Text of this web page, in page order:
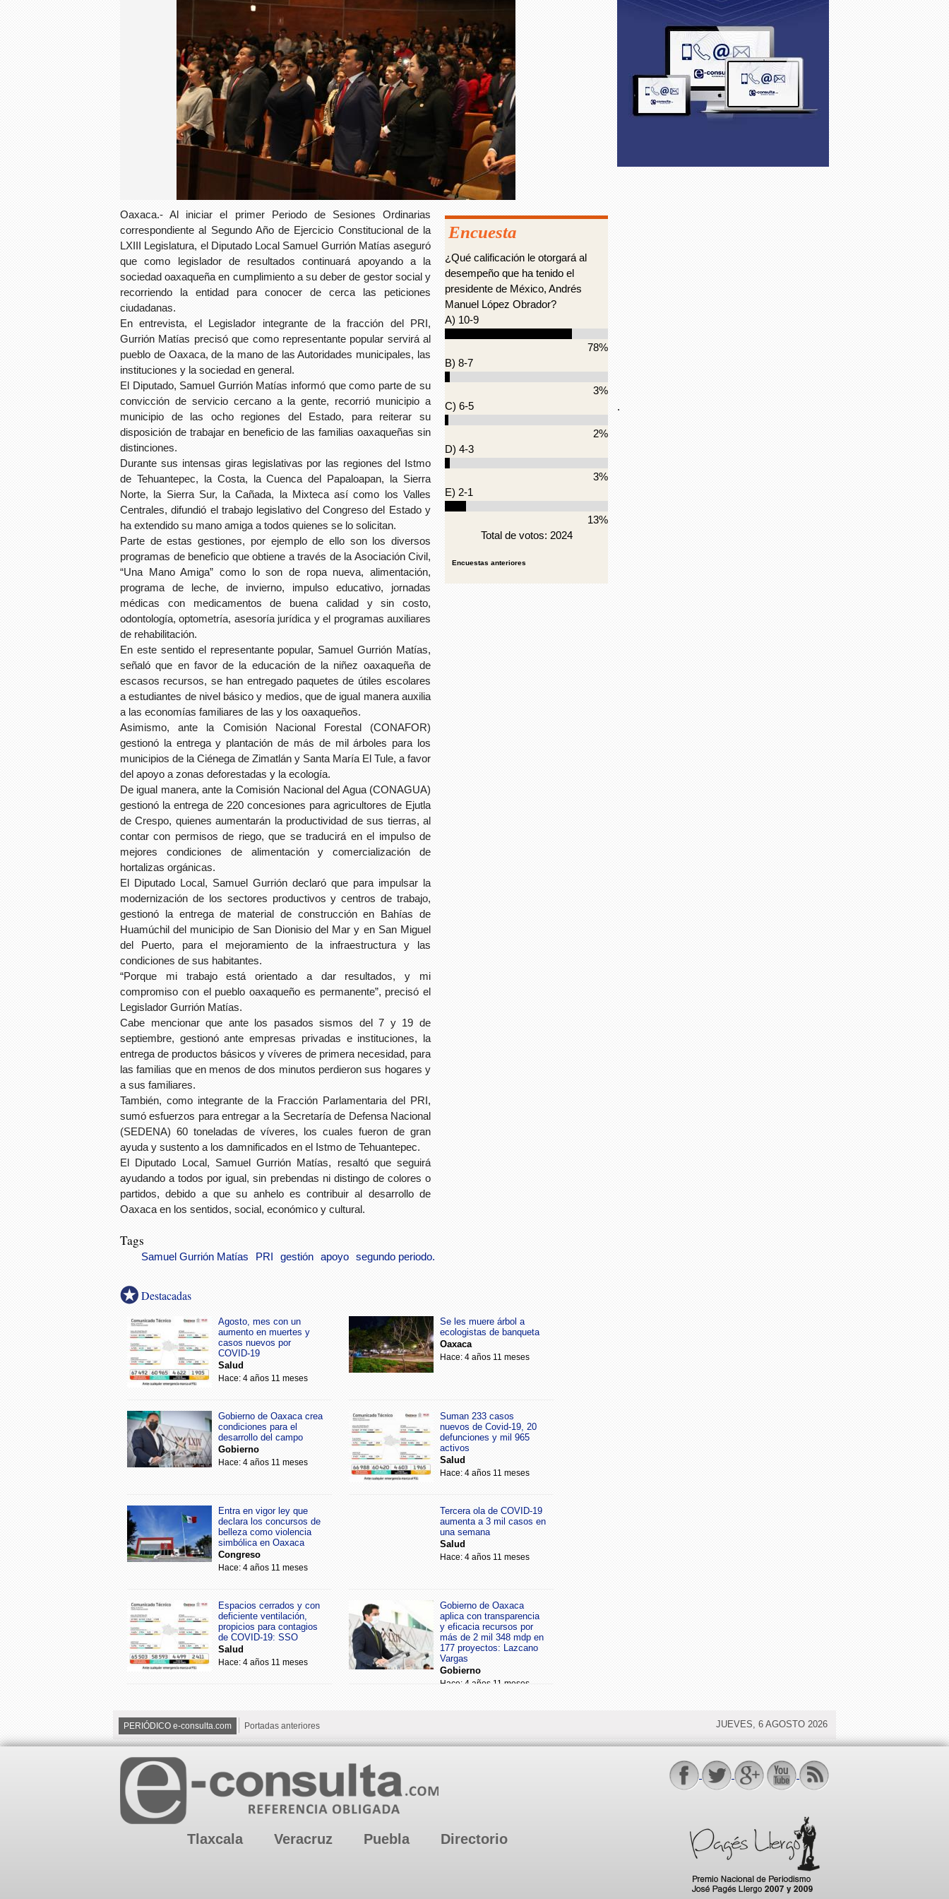
Oaxaca.- Al iniciar el primer Periodo de Sesiones Ordinarias
correspondiente al Segundo Año de Ejercicio Constitucional de la
LXIII Legislatura, el Diputado Local Samuel Gurrión Matías aseguró
que como legislador de resultados continuará apoyando a la
sociedad oaxaqueña en cumplimiento a su deber de gestor social y
recorriendo la entidad para conocer de cerca las peticiones
ciudadanas.
En entrevista, el Legislador integrante de la fracción del PRI,
Gurrión Matías precisó que como representante popular servirá al
pueblo de Oaxaca, de la mano de las Autoridades municipales, las
instituciones y la sociedad en general.
El Diputado, Samuel Gurrión Matías informó que como parte de su
convicción de servicio cercano a la gente, recorrió municipio a
municipio de las ocho regiones del Estado, para reiterar su
disposición de trabajar en beneficio de las familias oaxaqueñas sin
distinciones.
Durante sus intensas giras legislativas por las regiones del Istmo
de Tehuantepec, la Costa, la Cuenca del Papaloapan, la Sierra
Norte, la Sierra Sur, la Cañada, la Mixteca así como los Valles
Centrales, difundió el trabajo legislativo del Congreso del Estado y
ha extendido su mano amiga a todos quienes se lo solicitan.
Parte de estas gestiones, por ejemplo de ello son los diversos
programas de beneficio que obtiene a través de la Asociación Civil,
“Una Mano Amiga” como lo son de ropa nueva, alimentación,
programa de leche, de invierno, impulso educativo, jornadas
médicas con medicamentos de buena calidad y sin costo,
odontología, optometría, asesoría jurídica y el programas auxiliares
de rehabilitación.
En este sentido el representante popular, Samuel Gurrión Matías,
señaló que en favor de la educación de la niñez oaxaqueña de
escasos recursos, se han entregado paquetes de útiles escolares
a estudiantes de nivel básico y medios, que de igual manera auxilia
a las economías familiares de las y los oaxaqueños.
Asimismo, ante la Comisión Nacional Forestal (CONAFOR)
gestionó la entrega y plantación de más de mil árboles para los
municipios de la Ciénega de Zimatlán y Santa María El Tule, a favor
del apoyo a zonas deforestadas y la ecología.
De igual manera, ante la Comisión Nacional del Agua (CONAGUA)
gestionó la entrega de 220 concesiones para agricultores de Ejutla
de Crespo, quienes aumentarán la productividad de sus tierras, al
contar con permisos de riego, que se traducirá en el impulso de
mejores condiciones de alimentación y comercialización de
hortalizas orgánicas.
El Diputado Local, Samuel Gurrión declaró que para impulsar la
modernización de los sectores productivos y centros de trabajo,
gestionó la entrega de material de construcción en Bahías de
Huamúchil del municipio de San Dionisio del Mar y en San Miguel
del Puerto, para el mejoramiento de la infraestructura y las
condiciones de sus habitantes.
“Porque mi trabajo está orientado a dar resultados, y mi
compromiso con el pueblo oaxaqueño es permanente”, precisó el
Legislador Gurrión Matías.
Cabe mencionar que ante los pasados sismos del 7 y 19 de
septiembre, gestionó ante empresas privadas e instituciones, la
entrega de productos básicos y víveres de primera necesidad, para
las familias que en menos de dos minutos perdieron sus hogares y
a sus familiares.
También, como integrante de la Fracción Parlamentaria del PRI,
sumó esfuerzos para entregar a la Secretaría de Defensa Nacional
(SEDENA) 60 toneladas de víveres, los cuales fueron de gran
ayuda y sustento a los damnificados en el Istmo de Tehuantepec.
El Diputado Local, Samuel Gurrión Matías, resaltó que seguirá
ayudando a todos por igual, sin prebendas ni distingo de colores o
partidos, debido a que su anhelo es contribuir al desarrollo de
Oaxaca en los sentidos, social, económico y cultural.
Encuesta
¿Qué calificación le otorgará al
desempeño que ha tenido el
presidente de México, Andrés
Manuel López Obrador?
A) 10-9
78%
B) 8-7
3%
C) 6-5
2%
D) 4-3
3%
E) 2-1
13%
Total de votos: 2024
Encuestas anteriores
Tags
Samuel Gurrión Matías PRI gestión apoyo segundo periodo.
Destacadas
Agosto, mes con un
aumento en muertes y
casos nuevos por
COVID-19
Salud
Hace: 4 años 11 meses
Se les muere árbol a
ecologistas de banqueta
Oaxaca
Hace: 4 años 11 meses
Gobierno de Oaxaca crea
condiciones para el
desarrollo del campo
Gobierno
Hace: 4 años 11 meses
Suman 233 casos
nuevos de Covid-19, 20
defunciones y mil 965
activos
Salud
Hace: 4 años 11 meses
Entra en vigor ley que
declara los concursos de
belleza como violencia
simbólica en Oaxaca
Congreso
Hace: 4 años 11 meses
Tercera ola de COVID-19
aumenta a 3 mil casos en
una semana
Salud
Hace: 4 años 11 meses
Espacios cerrados y con
deficiente ventilación,
propicios para contagios
de COVID-19: SSO
Salud
Hace: 4 años 11 meses
Gobierno de Oaxaca
aplica con transparencia
y eficacia recursos por
más de 2 mil 348 mdp en
177 proyectos: Lazcano
Vargas
Gobierno
Hace: 4 años 11 meses
.
PERIÓDICO e-consulta.com Portadas anteriores JUEVES, 6 AGOSTO 2026
Tlaxcala Veracruz Puebla Directorio